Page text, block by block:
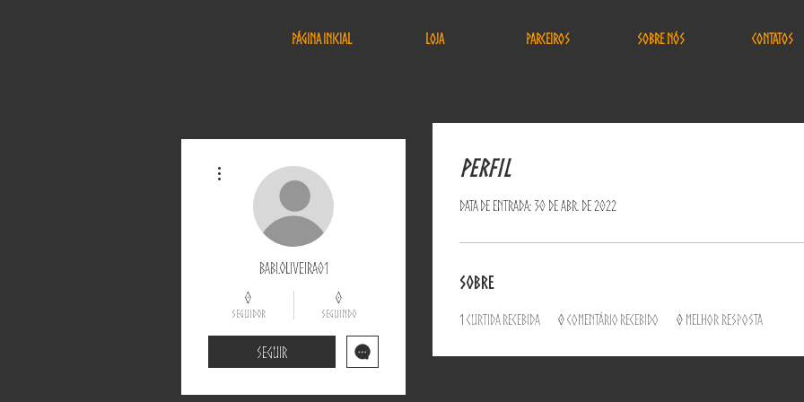
Página Inicial Loja Parceiros Sobre nós Contatos
Perfil
Data de entrada: 30 de abr. de 2022
Sobre
1 curtida recebida 0comentário recebido 0 melhor resposta
babi.oliveira01
0
seguidor
0
seguindo
Seguir